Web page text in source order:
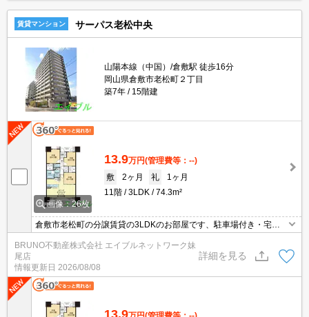
賃貸マンション サーパス老松中央
山陽本線（中国）/倉敷駅 徒歩16分
岡山県倉敷市老松町２丁目
築7年
15階建
画像：26枚
13.9万円(管理費等：--)
敷
2ヶ月 礼
1ヶ月
11階
3LDK 74.3m²
倉敷市老松町の分譲賃貸の3LDKのお部屋です、駐車場付き・宅配
ボックスもあります、近隣にスーパー・コンビニなどお店多数あり
ます。JR倉敷駅まで徒歩圏です。
BRUNO不動産株式会社 エイブルネットワーク妹
尾店
情報更新日 2026/08/08
詳細を見る